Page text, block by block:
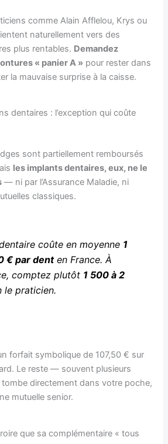
comme Alain Afflelou, Krys ou
naturellement vers des
plus rentables. Demandez
« panier A » pour rester dans
la mauvaise surprise à la caisse.
dentaires : l’exception qui coûte
sont partiellement remboursés
les implants dentaires, eux, ne le
— ni par l’Assurance Maladie, ni
classiques.
coûte en moyenne 1
€ par denten France. À
comptez plutôt 1 500 à 2
le praticien.
forfait symbolique de 107,50 € sur
Le reste — souvent plusieurs
directement dans votre poche,
mutuelle senior.
que sa complémentaire « tous